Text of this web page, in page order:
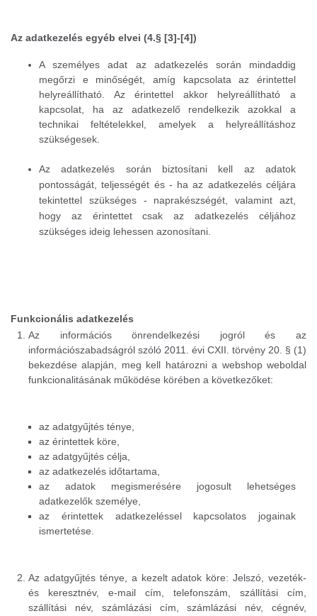
Az adatkezelés egyéb elvei (4.§ [3]-[4])
A személyes adat az adatkezelés során mindaddig
megőrzi e minőségét, amíg kapcsolata az érintettel
helyreállítható. Az érintettel akkor helyreállítható a
kapcsolat, ha az adatkezelő rendelkezik azokkal a
technikai feltételekkel, amelyek a helyreállításhoz
szükségesek.
Az adatkezelés során biztosítani kell az adatok
pontosságát, teljességét és - ha az adatkezelés céljára
tekintettel szükséges - naprakészségét, valamint azt,
hogy az érintettet csak az adatkezelés céljához
szükséges ideig lehessen azonosítani.
Funkcionális adatkezelés
Az információs önrendelkezési jogról és az
információszabadságról szóló 2011. évi CXII. törvény 20. § (1)
bekezdése alapján, meg kell határozni a webshop weboldal
funkcionalitásának működése körében a következőket:
az adatgyűjtés ténye,
az érintettek köre,
az adatgyűjtés célja,
az adatkezelés időtartama,
az adatok megismerésére jogosult lehetséges
adatkezelők személye,
az érintettek adatkezeléssel kapcsolatos jogainak
ismertetése.
Az adatgyűjtés ténye, a kezelt adatok köre: Jelszó, vezeték-
és keresztnév, e-mail cím, telefonszám, szállítási cím,
szállítási név, számlázási cím, számlázási név, cégnév,